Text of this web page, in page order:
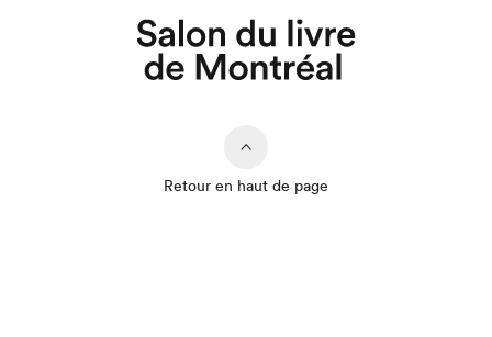
Retour en haut de page